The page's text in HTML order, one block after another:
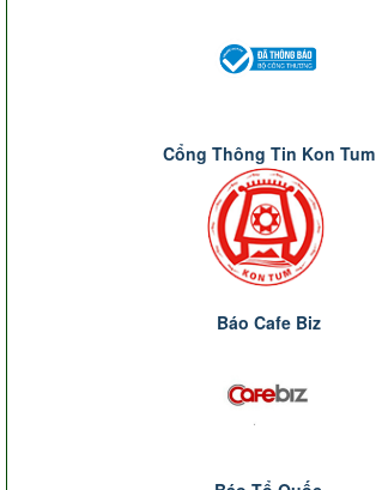
Cổng Thông Tin Kon Tum
Báo Cafe Biz